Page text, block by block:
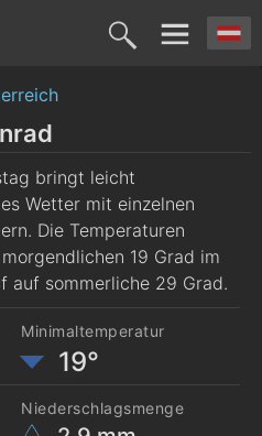
Samstag
8. Aug. 9. Aug.
bringt leicht
Wetter mit einzelnen
Die Temperaturen
19 Grad im
auf sommerliche 29 Grad.
Minimaltemperatur
19°
Niederschlagsmenge